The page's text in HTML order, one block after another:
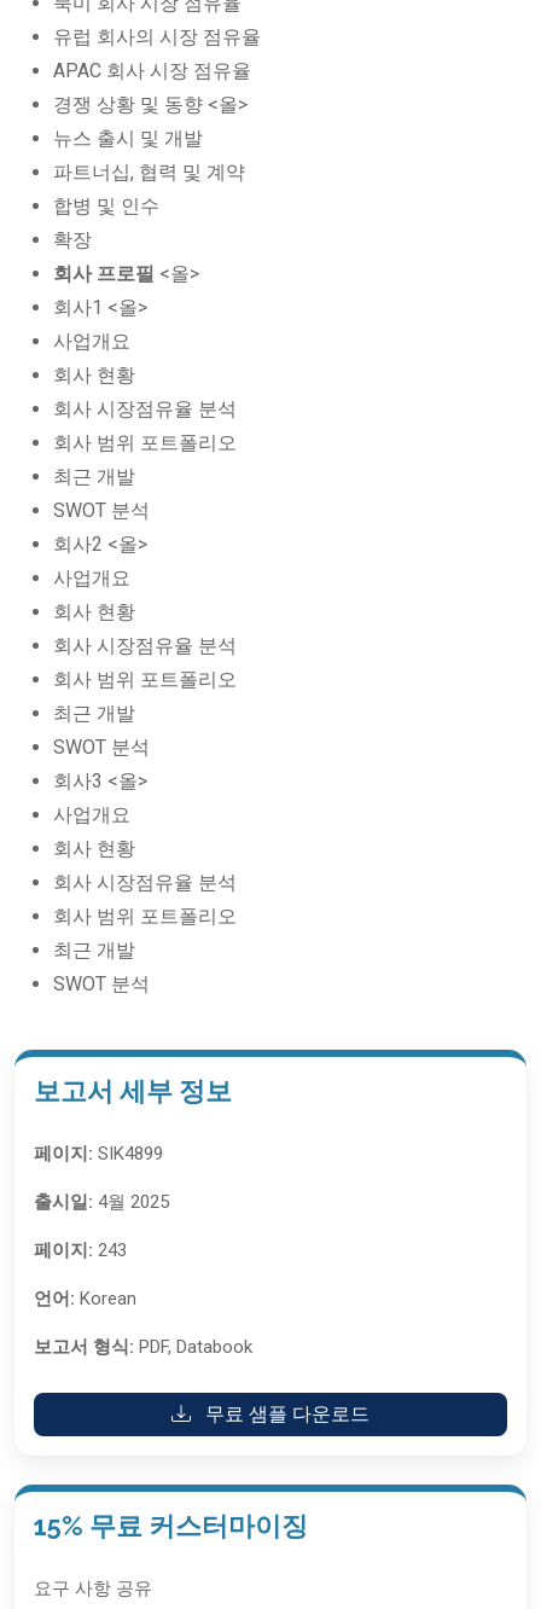
유럽 회사의 시장 점유율
APAC 회사 시장 점유율
경쟁 상황 및 동향 <올>
뉴스 출시 및 개발
파트너십, 협력 및 계약
합병 및 인수
확장
회사 프로필 <올>
회사1 <올>
사업개요
회사 현황
회사 시장점유율 분석
회사 범위 포트폴리오
최근 개발
SWOT 분석
회사2 <올>
사업개요
회사 현황
회사 시장점유율 분석
회사 범위 포트폴리오
최근 개발
SWOT 분석
회사3 <올>
사업개요
회사 현황
회사 시장점유율 분석
회사 범위 포트폴리오
최근 개발
SWOT 분석
보고서 세부 정보
페이지: SIK4899
출시일: 4월 2025
페이지: 243
언어: Korean
보고서 형식: PDF, Databook
무료 샘플 다운로드
15% 무료 커스터마이징
요구 사항 공유